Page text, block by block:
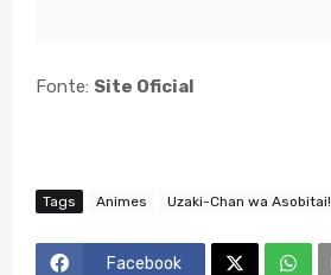
Fonte: Site Oficial
Tags Animes Uzaki-Chan wa Asobitai!
Facebook